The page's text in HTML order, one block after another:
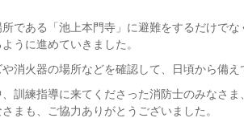
である「池上本門寺」に避難をするだけで
うに進めていきました。
や消火器の場所などを確認して、日頃から備え
訓練指導に来てくださった消防士のみなさま
まも、ご協力ありがとうございました。